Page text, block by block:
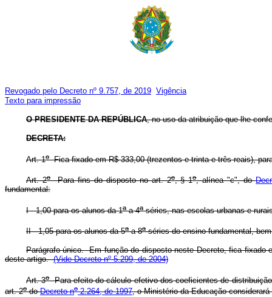
Revogado pelo Decreto nº 9.757, de 2019 Vigência
Texto para impressão
O PRESIDENTE DA REPÚBLICA, no uso da atribuição que lhe
DECRETA:
Art. 1oFica fixado em R$ 333,00 (trezentos e trinta e três reais),
Art. 2oPara fins do disposto no art. 2o, § 1o, alínea "c", do
fundamental:
I - 1,00 para os alunos da 1aa 4aséries, nas escolas urbanas e
II - 1,05 para os alunos da 5aa 8aséries do ensino fundamental,
Parágrafo único. Em função do disposto neste Decreto, fica fixado
deste artigo.(Vide Decreto nº 5.299, de 2004)
Art. 3oPara efeito do cálculo efetivo dos coeficientes de
art. 2odoDecreto no2.264, de 1997, o Ministério da Educação